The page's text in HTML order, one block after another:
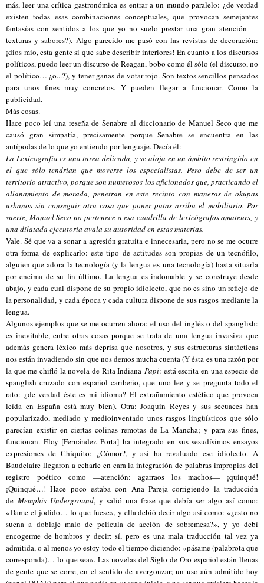
más, leer una crítica gastronómica es entrar a un mundo paralelo: ¿de verdad
existen todas esas combinaciones conceptuales, que provocan semejantes
fantasías con sentidos a los que yo no suelo prestar una gran atención —
texturas y sabores?). Algo parecido me pasó con las revistas de decoración:
¡dios mío, esta gente sí que sabe describir interiores! En cuanto a los discursos
políticos, puedo leer un discurso de Reagan, bobo como él sólo (el discurso, no
el político… ¿o...?), y tener ganas de votar rojo. Son textos sencillos pensados
para unos fines muy concretos. Y pueden llegar a funcionar. Como la
publicidad.
Más cosas.
Hace poco leí una reseña de Senabre al diccionario de Manuel Seco que me
causó gran simpatía, precisamente porque Senabre se encuentra en las
antípodas de lo que yo entiendo por lenguaje. Decía él:
La Lexicografía es una tarea delicada, y se aloja en un ámbito restringido en
el que sólo tendrían que moverse los especialistas. Pero debe de ser un
territorio atractivo, porque son numerosos los aficionados que, practicando el
allanamiento de morada, penetran en este recinto con maneras de okupas
urbanos sin conseguir otra cosa que poner patas arriba el mobiliario. Por
suerte, Manuel Seco no pertenece a esa cuadrilla de lexicógrafos amateurs, y
una dilatada ejecutoria avala su autoridad en estas materias.
Vale. Sé que va a sonar a agresión gratuita e innecesaria, pero no se me ocurre
otra forma de explicarlo: este tipo de actitudes son propias de un tecnófilo,
alguien que adora la tecnología (y la lengua es una tecnología) hasta situarla
por encima de su fin último. La lengua es indomable y se construye desde
abajo, y cada cual dispone de su propio idiolecto, que no es sino un reflejo de
la personalidad, y cada época y cada cultura dispone de sus rasgos mediante la
lengua.
Algunos ejemplos que se me ocurren ahora: el uso del inglés o del spanglish:
es inevitable, entre otras cosas porque se trata de una lengua invasiva que
además genera léxico más deprisa que nosotros, y sus estructuras sintácticas
nos están invadiendo sin que nos demos mucha cuenta (Y ésta es una razón por
la que me chifló la novela de Rita Indiana Papi: está escrita en una especie de
spanglish cruzado con español caribeño, que uno lee y se pregunta todo el
rato: ¿de verdad éste es mi idioma? El extrañamiento estético que provoca
leída en España está muy bien). Otra: Joaquín Reyes y sus secuaces han
popularizado, mediado y medioinventado unos rasgos lingüísticos que sólo
parecían existir en ciertas colinas remotas de La Mancha; y para sus fines,
funcionan. Eloy [Fernández Porta] ha integrado en sus sesudísimos ensayos
expresiones de Chiquito: ¿Cómor?, y así ha revaluado ese idiolecto. A
Baudelaire llegaron a echarle en cara la integración de palabras impropias del
registro poético como —atención: agarraos los machos— ¡quinqué!
¡Quinqué…! Hace poco estaba con Ana Pareja corrigiendo la traducción
de Memphis Underground, y salió una frase que debía ser algo así como:
«Dame el jodido… lo que fuese», y ella debió decir algo así como: «¿esto no
suena a doblaje malo de película de acción de sobremesa?», y yo debí
encogerme de hombros y decir: sí, pero es una mala traducción tal vez ya
admitida, o al menos yo estoy todo el tiempo diciendo: «pásame (palabrota que
corresponda)… lo que sea». Las novelas del Siglo de Oro español están llenas
de gente que se corre, en el sentido de avergonzar; un uso aún admitido hoy